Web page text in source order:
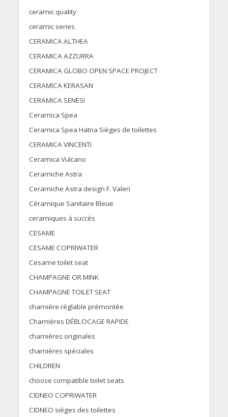
ceramic quality
ceramic series
CERAMICA ALTHEA
CERAMICA AZZURRA
CERAMICA GLOBO OPEN SPACE PROJECT
CERAMICA KERASAN
CERAMICA SENESI
Ceramica Spea
Ceramica Spea Hatria Sièges de toilettes
CERAMICA VINCENTI
Ceramica Vulcano
Ceramiche Astra
Ceramiche Astra design F. Valeri
Céramique Sanitaire Bleue
ceramiques à succès
CESAME
CESAME COPRIWATER
Cesame toilet seat
CHAMPAGNE OR MINK
CHAMPAGNE TOILET SEAT
charnière réglable prémontée
Charnières DÉBLOCAGE RAPIDE
charnières originales
charnières spéciales
CHILDREN
choose compatible toilet seats
CIDNEO COPRIWATER
CIDNEO sièges des toilettes